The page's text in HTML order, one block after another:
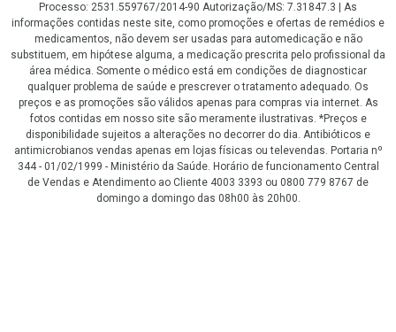
Processo: 2531.559767/2014-90 Autorização/MS: 7.31847.3 | As
informações contidas neste site, como promoções e ofertas de remédios e
medicamentos, não devem ser usadas para automedicação e não
substituem, em hipótese alguma, a medicação prescrita pelo profissional da
área médica. Somente o médico está em condições de diagnosticar
qualquer problema de saúde e prescrever o tratamento adequado. Os
preços e as promoções são válidos apenas para compras via internet. As
fotos contidas em nosso site são meramente ilustrativas. *Preços e
disponibilidade sujeitos a alterações no decorrer do dia. Antibióticos e
antimicrobianos vendas apenas em lojas físicas ou televendas. Portaria nº
344 - 01/02/1999 - Ministério da Saúde. Horário de funcionamento Central
de Vendas e Atendimento ao Cliente 4003 3393 ou 0800 779 8767 de
domingo a domingo das 08h00 às 20h00.